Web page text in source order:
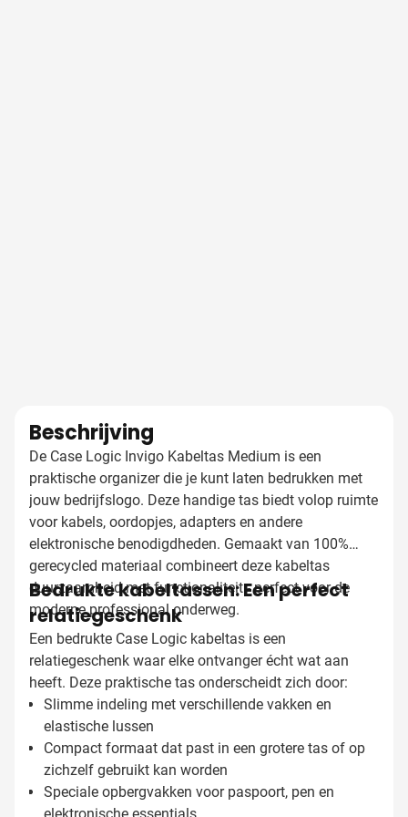
Beschrijving
De Case Logic Invigo Kabeltas Medium is een
praktische organizer die je kunt laten bedrukken met
jouw bedrijfslogo. Deze handige tas biedt volop ruimte
voor kabels, oordopjes, adapters en andere
elektronische benodigdheden. Gemaakt van 100%
gerecycled materiaal combineert deze kabeltas
duurzaamheid met functionaliteit - perfect voor de
moderne professional onderweg.
Bedrukte kabeltassen: Een perfect
relatiegeschenk
Een bedrukte Case Logic kabeltas is een
relatiegeschenk waar elke ontvanger écht wat aan
heeft. Deze praktische tas onderscheidt zich door:
Slimme indeling met verschillende vakken en
elastische lussen
Compact formaat dat past in een grotere tas of op
zichzelf gebruikt kan worden
Speciale opbergvakken voor paspoort, pen en